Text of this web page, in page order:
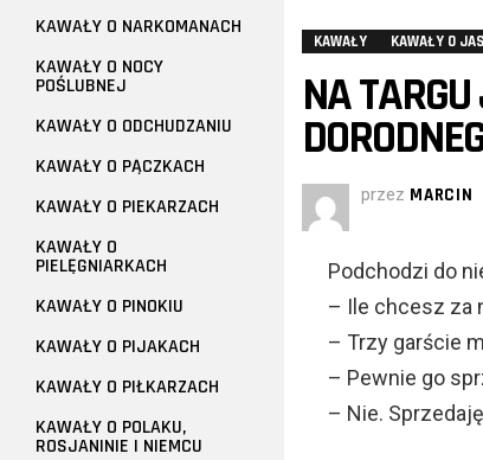
KAWAŁY KAWAŁY O
NA
przez MARCIN
Podchodzi do
– Ile chcesz za
– Trzy garście
– Pewnie go
– Nie.
KAWAŁY O NARKOMANACH
KAWAŁY O NOCY
POŚLUBNEJ
KAWAŁY O ODCHUDZANIU
KAWAŁY O PĄCZKACH
KAWAŁY O PIEKARZACH
KAWAŁY O
PIELĘGNIARKACH
KAWAŁY O PINOKIU
KAWAŁY O PIJAKACH
KAWAŁY O PIŁKARZACH
KAWAŁY O POLAKU,
ROSJANINIE I NIEMCU